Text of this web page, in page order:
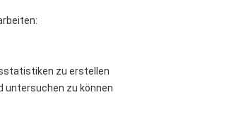
zu erstellen
untersuchen zu können